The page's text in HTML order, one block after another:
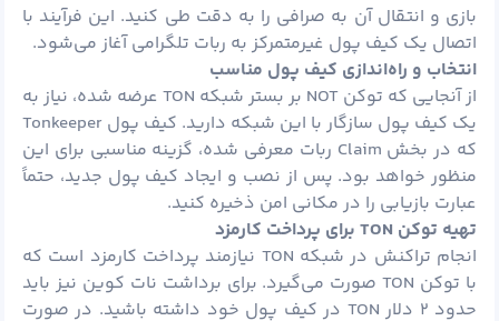
بازی و انتقال آن به صرافی را به دقت طی کنید. این فرآیند با
اتصال یک کیف پول غیرمتمرکز به ربات تلگرامی آغاز می‌شود.
انتخاب و راه‌اندازی کیف پول مناسب
از آنجایی که توکن NOT بر بستر شبکه TON عرضه شده، نیاز به
یک کیف پول سازگار با این شبکه دارید. کیف پول Tonkeeper
که در بخش Claim ربات معرفی شده، گزینه مناسبی برای این
منظور خواهد بود. پس از نصب و ایجاد کیف پول جدید، حتماً
عبارت بازیابی را در مکانی امن ذخیره کنید.
تهیه توکن TON برای پرداخت کارمزد
انجام تراکنش در شبکه TON نیازمند پرداخت کارمزد است که
با توکن TON صورت می‌گیرد. برای برداشت نات کوین نیز باید
حدود ۲
دلار
TON در کیف پول خود داشته باشید. در صورت